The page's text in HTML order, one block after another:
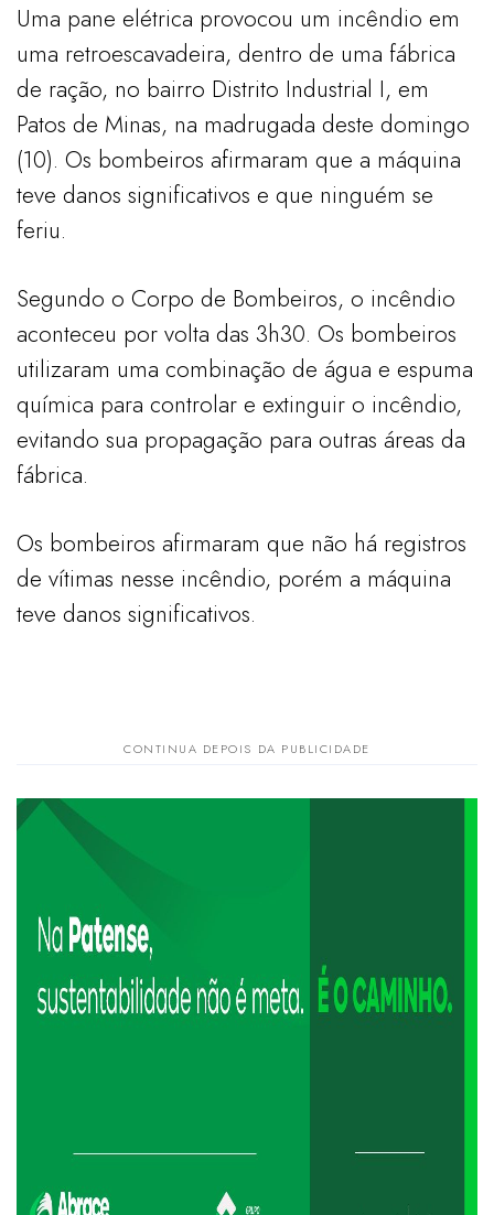
Uma pane elétrica provocou um incêndio em
uma retroescavadeira, dentro de uma fábrica
de ração, no bairro Distrito Industrial I, em
Patos de Minas, na madrugada deste domingo
(10). Os bombeiros afirmaram que a máquina
teve danos significativos e que ninguém se
feriu.
Segundo o Corpo de Bombeiros, o incêndio
aconteceu por volta das 3h30. Os bombeiros
utilizaram uma combinação de água e espuma
química para controlar e extinguir o incêndio,
evitando sua propagação para outras áreas da
fábrica.
Os bombeiros afirmaram que não há registros
de vítimas nesse incêndio, porém a máquina
teve danos significativos.